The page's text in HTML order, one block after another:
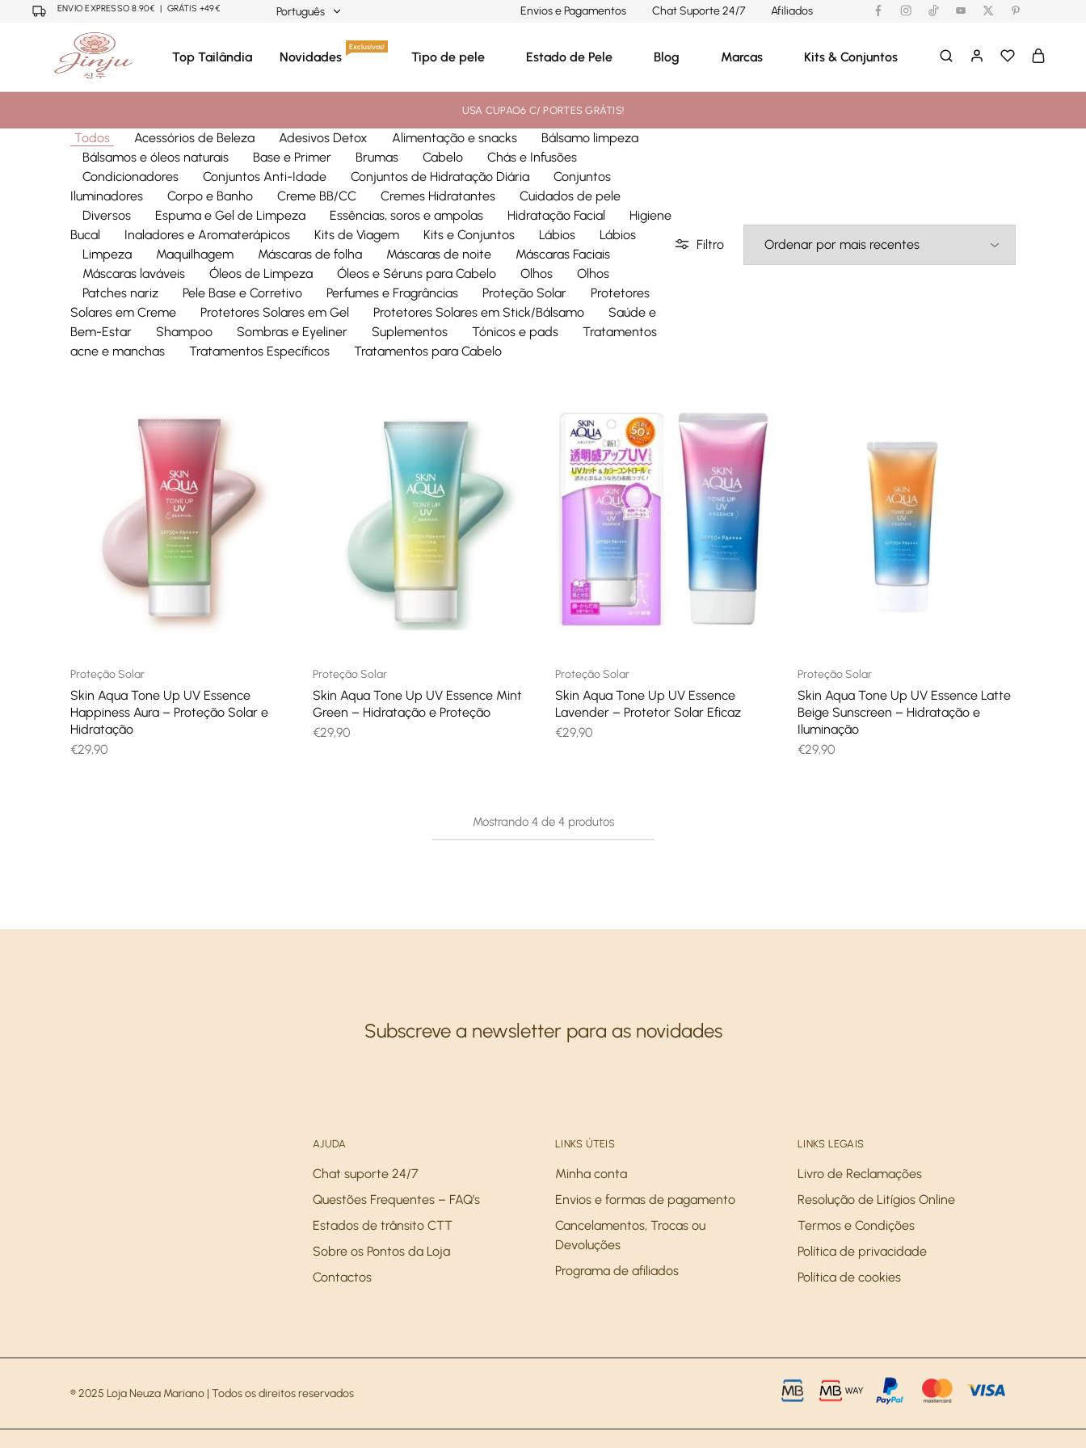
ENVIO EXPRESSO 8.90€ | GRÁTIS +49€ Português Envios e Pagamentos Chat Suporte 24/7 Afiliados
Neuza
Mariano
Cosmética
Coreana,
Japonesa,
Top Tailândia Novidades
Exclusivas!
Tipo de pele Estado de Pele Blog Marcas Kits & Conjuntos
USA CUPAO6 C/ PORTES GRÁTIS!
Todos Acessórios de Beleza Adesivos Detox Alimentação e snacks
Bálsamo limpeza
Bálsamos e óleos naturais
Base e Primer Brumas Cabelo
Chás e Infusões
Condicionadores
Conjuntos Anti-Idade Conjuntos de Hidratação Diária
Conjuntos
Iluminadores
Corpo e Banho Creme BB/CC Cremes Hidratantes
Cuidados de pele
Diversos
Espuma e Gel de Limpeza Essências, soros e ampolas Hidratação Facial
Higiene
Bucal
Inaladores e Aromaterápicos Kits de Viagem Kits e Conjuntos Lábios
Lábios
Limpeza
Maquilhagem Máscaras de folha Máscaras de noite
Máscaras Faciais
Máscaras laváveis
Óleos de Limpeza Óleos e Séruns para Cabelo Olhos
Olhos
Patches nariz
Pele Base e Corretivo Perfumes e Fragrâncias Proteção Solar
Protetores
Solares em Creme
Protetores Solares em Gel Protetores Solares em Stick/Bálsamo
Saúde e
Bem-Estar
Shampoo Sombras e Eyeliner Suplementos Tónicos e pads
Tratamentos
acne e manchas
Tratamentos Específicos Tratamentos para Cabelo
Filtro
Proteção Solar
Skin Aqua Tone Up UV Essence
Happiness Aura – Proteção Solar e
Hidratação
€29,90
Proteção Solar
Skin Aqua Tone Up UV Essence Mint
Green – Hidratação e Proteção
€29,90
Proteção Solar
Skin Aqua Tone Up UV Essence
Lavender – Protetor Solar Eficaz
€29,90
Proteção Solar
Skin Aqua Tone Up UV Essence Latte
Beige Sunscreen – Hidratação e
Iluminação
€29,90
Mostrando4 de 4 produtos
Subscreve a newsletter para as novidades
AJUDA
Chat suporte 24/7
Questões Frequentes – FAQ’s
Estados de trânsito CTT
Sobre os Pontos da Loja
Contactos
LINKS ÚTEIS
Minha conta
Envios e formas de pagamento
Cancelamentos, Trocas ou
Devoluções
Programa de afiliados
LINKS LEGAIS
Livro de Reclamações
Resolução de Litígios Online
Termos e Condições
Política de privacidade
Política de cookies
® 2025 Loja Neuza Mariano | Todos os direitos reservados